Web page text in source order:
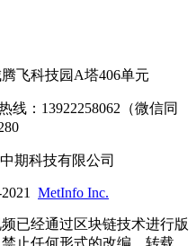
飞科技园A塔406单元
线：13922258062（微信同
期科技有限公司
MetInfo Inc.
已经通过区块链技术进行版
止任何形式的改编、转载、